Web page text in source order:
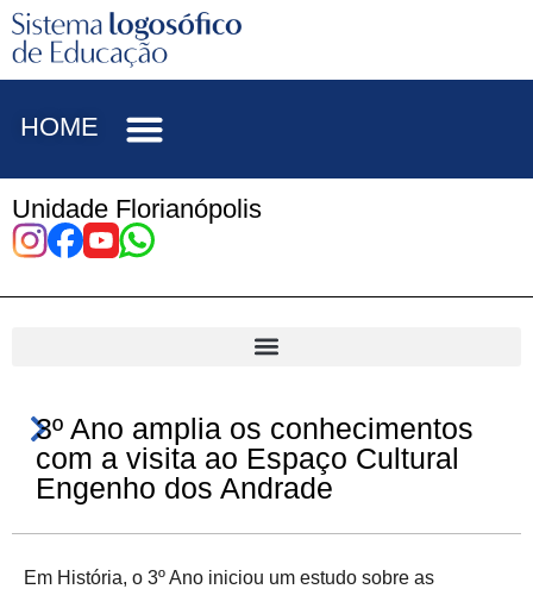
HOME
Unidade Florianópolis
3º Ano amplia os conhecimentos
com a visita ao Espaço Cultural
Engenho dos Andrade
Em História, o 3º Ano iniciou um estudo sobre as